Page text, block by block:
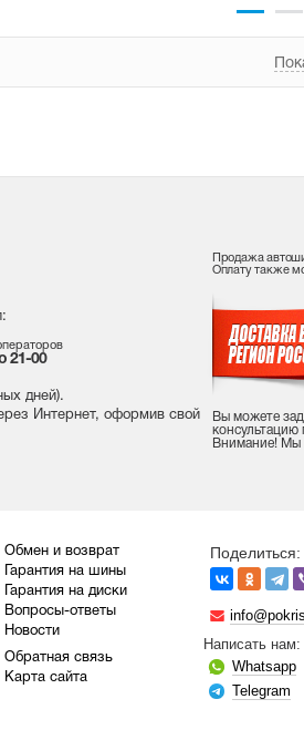
21-00
дней).
Интернет, оформив свой
Продажа
Оплату также
Вы можете
консультацию
Внимание! Мы
Обмен и возврат
Гарантия на шины
Гарантия на диски
Вопросы-ответы
Новости
Обратная связь
Карта сайта
Поделиться:
Написать нам:
Whatsapp
Telegram